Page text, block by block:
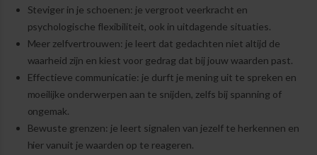
Steviger in je schoenen: je vergroot veerkracht en
psychologische flexibiliteit, ook in uitdagende situaties.
Meer zelfvertrouwen: je leert dat gedachten niet altijd de
waarheid zijn en kiest voor gedrag dat bij jouw waarden past.
Effectieve communicatie: je durft je mening uit te spreken en
moeilijke onderwerpen aan te snijden, zelfs bij spanning of
ongemak.
Bewuste grenzen: je leert signalen van jezelf te herkennen en
hier vanuit je waarden op te reageren.